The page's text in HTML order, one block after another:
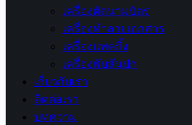
เครื่องตัดนามบัตร
เครื่องทำลายเอกสาร
เครื่องแพคกิ้ง
เครื่องพับสันปก
เกี่ยวกับเรา
ติดต่อเรา
บทความ